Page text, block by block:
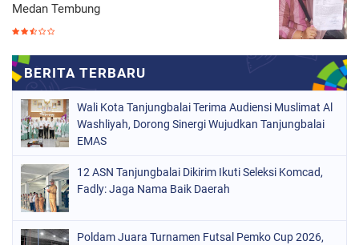
Medan Tembung
Wali Kota Tanjungbalai Terima Audiensi Muslimat Al
Washliyah, Dorong Sinergi Wujudkan Tanjungbalai
EMAS
12 ASN Tanjungbalai Dikirim Ikuti Seleksi Komcad,
Fadly: Jaga Nama Baik Daerah
Poldam Juara Turnamen Futsal Pemko Cup 2026,